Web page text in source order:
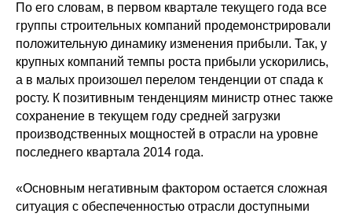
По его словам, в первом квартале текущего года все
группы строительных компаний продемонстрировали
положительную динамику изменения прибыли. Так, у
крупных компаний темпы роста прибыли ускорились,
а в малых произошел перелом тенденции от спада к
росту. К позитивным тенденциям министр отнес также
сохранение в текущем году средней загрузки
производственных мощностей в отрасли на уровне
последнего квартала 2014 года.
«Основным негативным фактором остается сложная
ситуация с обеспеченностью отрасли доступными